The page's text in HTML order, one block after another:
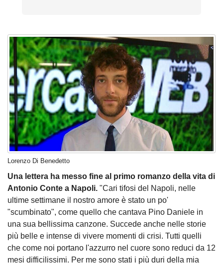
Lorenzo Di Benedetto
Una lettera ha messo fine al primo romanzo della vita di
Antonio Conte a Napoli. "Cari tifosi del Napoli, nelle
ultime settimane il nostro amore è stato un po'
"scumbinato", come quello che cantava Pino Daniele in
una sua bellissima canzone. Succede anche nelle storie
più belle e intense di vivere momenti di crisi. Tutti quelli
che come noi portano l'azzurro nel cuore sono reduci da 12
mesi difficilissimi. Per me sono stati i più duri della mia